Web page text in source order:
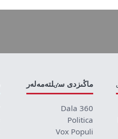
ماڭىزدى سٸلتەمەلەر
Dala 360
Politica
Vox Populi